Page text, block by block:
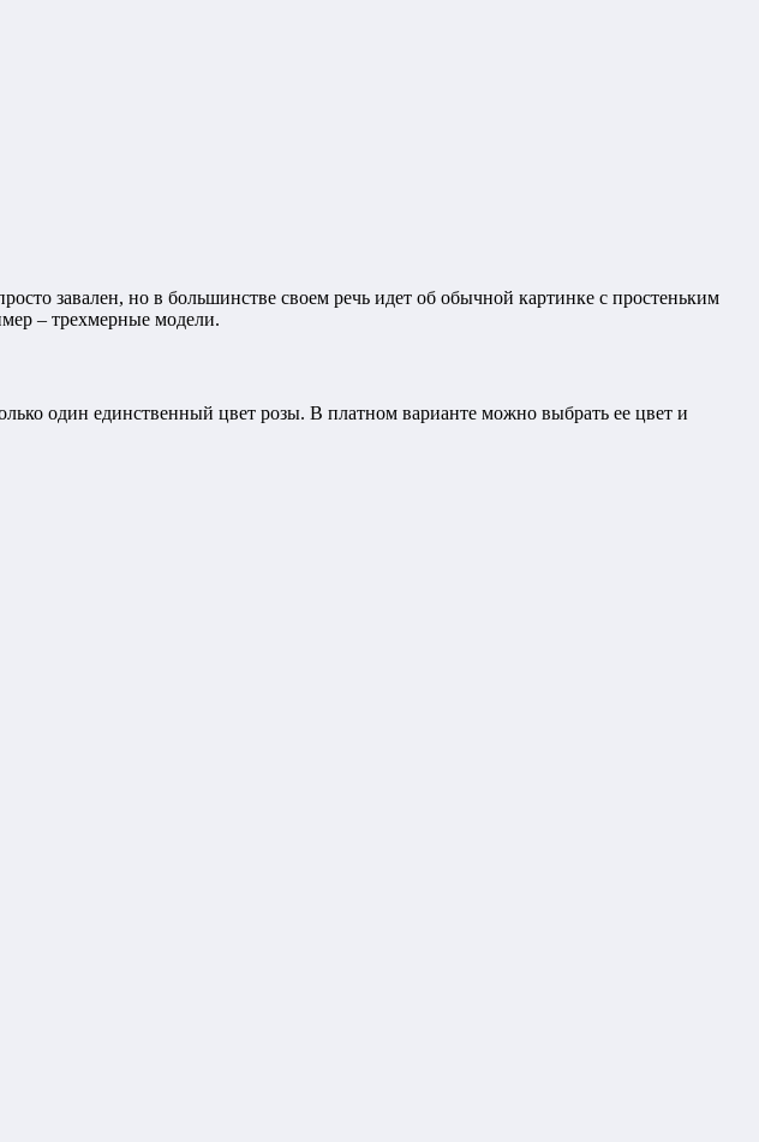
завален, но в большинстве своем речь идет об обычной картинке с простеньким
– трехмерные модели.
один единственный цвет розы. В платном варианте можно выбрать ее цвет и